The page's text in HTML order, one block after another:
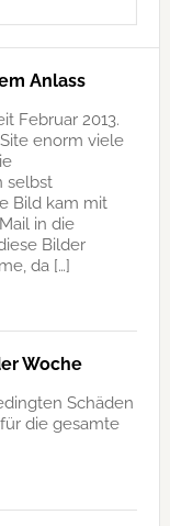
Anlass
Februar 2013.
enorm viele
selbst
Bild kam mit
in die
Bilder
da […]
Woche
Schäden
die gesamte